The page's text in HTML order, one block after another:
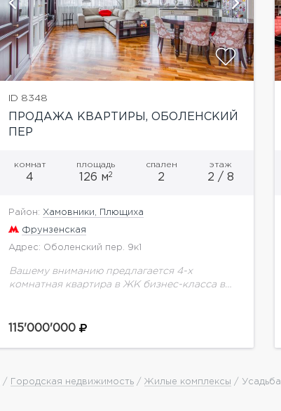
ID 8348
ПРОДАЖА КВАРТИРЫ, ОБОЛЕНСКИЙ
ПЕР
комнат
4
площадь
126 м2
спален
2
этаж
2 / 8
Район: Хамовники, Плющиха
Фрунзенская
Адрес: Оболенский пер. 9к1
Вашему вниманию предлагается 4-х
комнатная квартира в ЖК бизнес-класса в
комнатой и санузлом; спальня; кабинет;
115'000'000
показать ещё 12 фотографий
/ Городская недвижимость / Жилые комплексы /